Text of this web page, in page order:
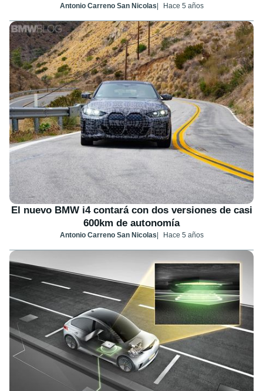
Antonio Carreno San Nicolas Hace 5 años
El nuevo BMW i4 contará con dos versiones de casi
600km de autonomía
Antonio Carreno San Nicolas Hace 5 años